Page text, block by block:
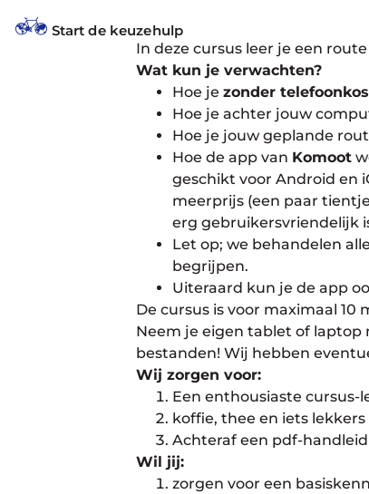
Start de keuzehulpInformatie
In deze cursus leer je een
Wat kun je verwachten?
Hoe jezonder
Hoe je achter jouw
Hoe je jouw geplande
Hoe de app van Komoot
geschikt voor Android en
meerprijs (een paar
erg gebruikersvriendelijk
Let op; we behandelen
begrijpen.
Uiteraard kun je de app
De cursus is voor maximaal 10
Neem je eigen tablet of laptop
bestanden! Wij hebben
Wij zorgen voor:
Een enthousiaste cursus-
koffie, thee en iets lekkers
Achteraf een pdf-
Wil jij:
zorgen voor een